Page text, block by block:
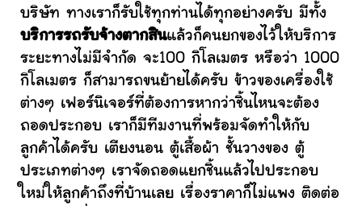
บริษัท ทางเราก็รับใช้ทุกท่านได้ทุกอย่างครับ มีทั้ง
บริการรถรับจ้างตากสินแล้วก็คนยกของไว้ให้บริการ
ระยะทางไม่มีจำกัด จะ100 กิโลเมตร หรือว่า 1000
กิโลเมตร ก็สามารถขนย้ายได้ครับ ข้าวของเครื่องใช้
ต่างๆ เฟอร์นิเจอร์ที่ต้องการหากว่าชิ้นไหนจะต้อง
ถอดประกอบ เราก็มีทีมงานที่พร้อมจัดทำให้กับ
ลูกค้าได้ครับ เตียงนอน ตู้เสื้อผ้า ชั้นวางของ ตู้
ประเภทต่างๆ เราจัดถอดแยกชิ้นแล้วไปประกอบ
ใหม่ให้ลูกค้าถึงที่บ้านเลย เรื่องราคาก็ไม่แพง ติดต่อ